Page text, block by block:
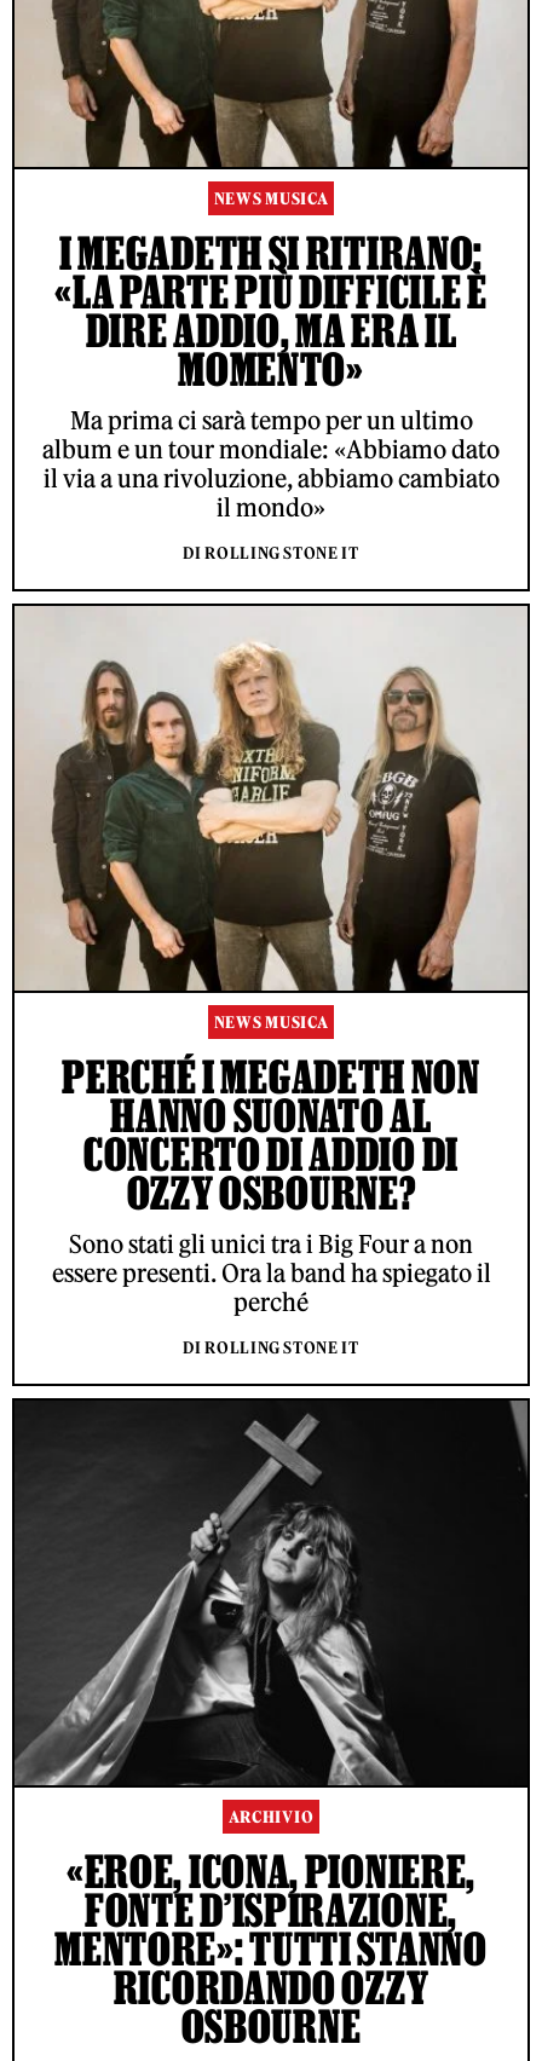
NEWS MUSICA
I MEGADETH SI RITIRANO:
«LA PARTE PIÙ DIFFICILE È
DIRE ADDIO, MA ERA IL
MOMENTO»
Ma prima ci sarà tempo per un ultimo
album e un tour mondiale: «Abbiamo dato
il via a una rivoluzione, abbiamo cambiato
il mondo»
DI ROLLING STONE IT
NEWS MUSICA
PERCHÉ I MEGADETH NON
HANNO SUONATO AL
CONCERTO DI ADDIO DI
OZZY OSBOURNE?
Sono stati gli unici tra i Big Four a non
essere presenti. Ora la band ha spiegato il
perché
DI ROLLING STONE IT
ARCHIVIO
«EROE, ICONA, PIONIERE,
FONTE D’ISPIRAZIONE,
MENTORE»: TUTTI STANNO
RICORDANDO OZZY
OSBOURNE